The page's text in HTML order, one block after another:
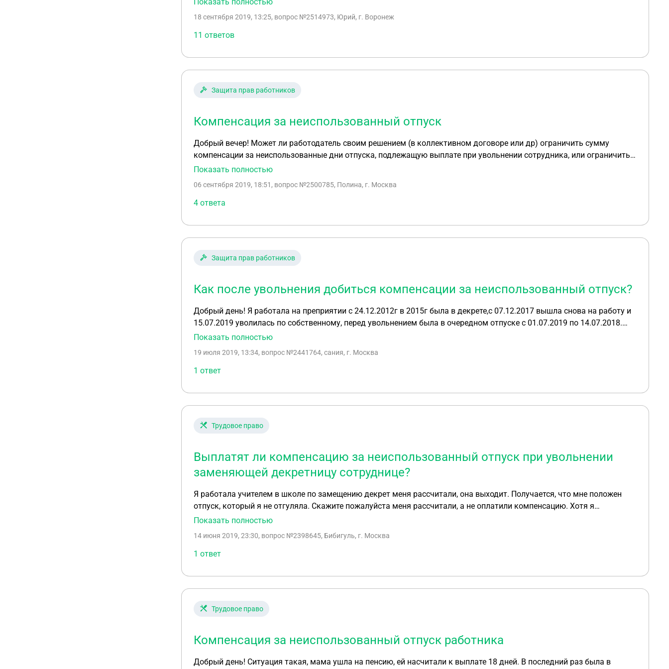
оно у него положительное. Вопрос за сколько дней платить? Или он должен отгулять положенное без начисления
ему за эти дни отпускных? Либо такой расчет правильно производить только при увольнении. Подскажите
18 сентября 2019, 13:25, вопрос №2514973, Юрий, г. Воронеж
11 ответов
Защита прав работников
Компенсация за неиспользованный отпуск
Добрый вечер! Может ли работодатель своим решением (в коллективном договоре или др) ограничить сумму
компенсации за неиспользованные дни отпуска, подлежащую выплате при увольнении сотрудника, или ограничить
количество дней неиспользованнного отпуска, за который будет предоставлена такая компенсация?
Показать полностью
06 сентября 2019, 18:51 , вопрос №2500785, Полина, г. Москва
4 ответа
Защита прав работников
Как после увольнения добиться компенсации за неиспользованный отпуск?
Добрый день! Я работала на преприятии с 24.12.2012г в 2015г была в декрете,с 07.12.2017 вышла снова на работу и
15.07.2019 уволилась по собственному, перед увольнением была в очередном отпуске с 01.07.2019 по 14.07.2018.
Опускные получила,в день увольнения получила зарплату и расчетные. Но у меня остались 30 дней не
расматриваеться как долго это может продажаться незнаю,что мне надо делать?
Показать полностью
19 июля 2019, 13:34, вопрос №2441764, сания, г. Москва
1 ответ
Трудовое право
Выплатят ли компенсацию за неиспользованный отпуск при увольнении
заменяющей декретницу сотруднице?
Я работала учителем в школе по замещению декрет меня рассчитали, она выходит. Получается, что мне положен
отпуск, который я не отгуляла. Скажите пожалуйста меня рассчитали, а не оплатили компенсацию. Хотя я
отработала 1,5 года. Выплатят мне ее?
Показать полностью
14 июня 2019, 23:30, вопрос №2398645, Бибигуль, г. Москва
1 ответ
Трудовое право
Компенсация за неиспользованный отпуск работника
Добрый день! Ситуация такая, мама ушла на пенсию, ей насчитали к выплате 18 дней. В последний раз была в